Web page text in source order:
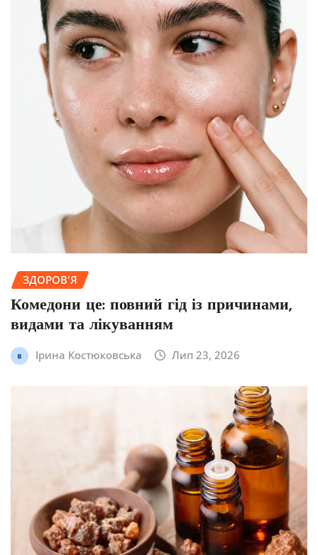
ЗДОРОВ'Я
Комедони це: повний гід із причинами,
видами та лікуванням
Ірина Костюковська Лип 23, 2026